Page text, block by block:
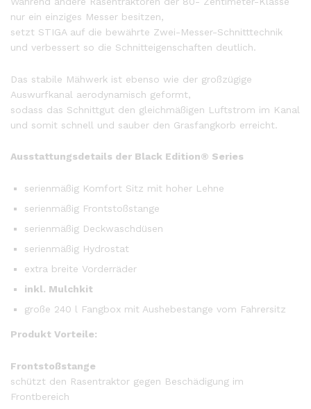
nur ein einziges Messer besitzen,
setzt STIGA auf die bewährte Zwei-Messer-Schnitttechnik
und verbessert so die Schnitteigenschaften deutlich.
Das stabile Mähwerk ist ebenso wie der großzügige
Auswurfkanal aerodynamisch geformt,
sodass das Schnittgut den gleichmäßigen Luftstrom im Kanal
und somit schnell und sauber den Grasfangkorb erreicht.
Ausstattungsdetails der Black Edition® Series
serienmäßig Komfort Sitz mit hoher Lehne
serienmäßig Frontstoßstange
serienmäßig Deckwaschdüsen
serienmäßig Hydrostat
extra breite Vorderräder
inkl. Mulchkit
große 240 l Fangbox mit Aushebestange vom Fahrersitz
Produkt Vorteile:
Frontstoßstange
schützt den Rasentraktor gegen Beschädigung im
Frontbereich